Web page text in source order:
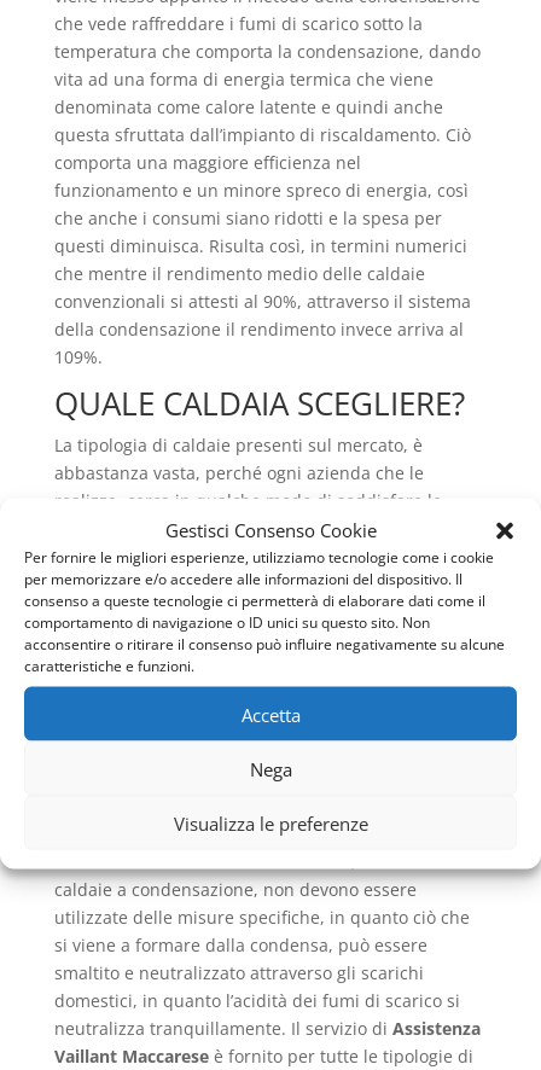
Gestisci Consenso Cookie
Per fornire le migliori esperienze, utilizziamo tecnologie come i cookie
per memorizzare e/o accedere alle informazioni del dispositivo. Il
consenso a queste tecnologie ci permetterà di elaborare dati come il
comportamento di navigazione o ID unici su questo sito. Non
acconsentire o ritirare il consenso può influire negativamente su alcune
caratteristiche e funzioni.
Accetta
Nega
Visualizza le preferenze
che vede raffreddare i fumi di scarico sotto la
temperatura che comporta la condensazione, dando
vita ad una forma di energia termica che viene
denominata come calore latente e quindi anche
questa sfruttata dall’impianto di riscaldamento. Ciò
comporta una maggiore efficienza nel
funzionamento e un minore spreco di energia, così
che anche i consumi siano ridotti e la spesa per
questi diminuisca. Risulta così, in termini numerici
che mentre il rendimento medio delle caldaie
convenzionali si attesti al 90%, attraverso il sistema
della condensazione il rendimento invece arriva al
109%.
QUALE CALDAIA SCEGLIERE?
La tipologia di caldaie presenti sul mercato, è
abbastanza vasta, perché ogni azienda che le
realizza, cerca in qualche modo di soddisfare le
esigenze che esprime ogni tipo di cliente, così da
creare la giusta soddisfazione e permettere il
maggiore comfort possibile. La realizzazione di
questa apparecchiature inoltre deve avvenire
tenendo anche conto di ciò che le norme
stabiliscono, in materia soprattutto di sicurezza e di
si riferisce a quegli apparecchi a condensazione con
approfondendo ciò che riguarda la progettazione,
domestico che utilizzano i gas combustibili. Infatti ci
caldaie a condensazione, non devono essere
utilizzate delle misure specifiche, in quanto ciò che
si viene a formare dalla condensa, può essere
smaltito e neutralizzato attraverso gli scarichi
domestici, in quanto l’acidità dei fumi di scarico si
neutralizza tranquillamente. Il servizio di Assistenza
Vaillant Maccareseè fornito per tutte le tipologie di